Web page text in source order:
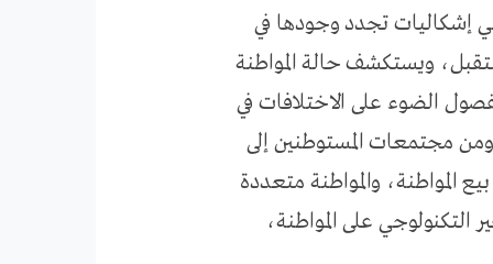
إشكاليات تجدد وجودها في
ويستكشف حالة المواطنة
الضوء على الاختلافات في
ومن مجتمعات المستوطنين إلى
المواطنة، والمواطنة متعددة
التكنولوجي على المواطنة،